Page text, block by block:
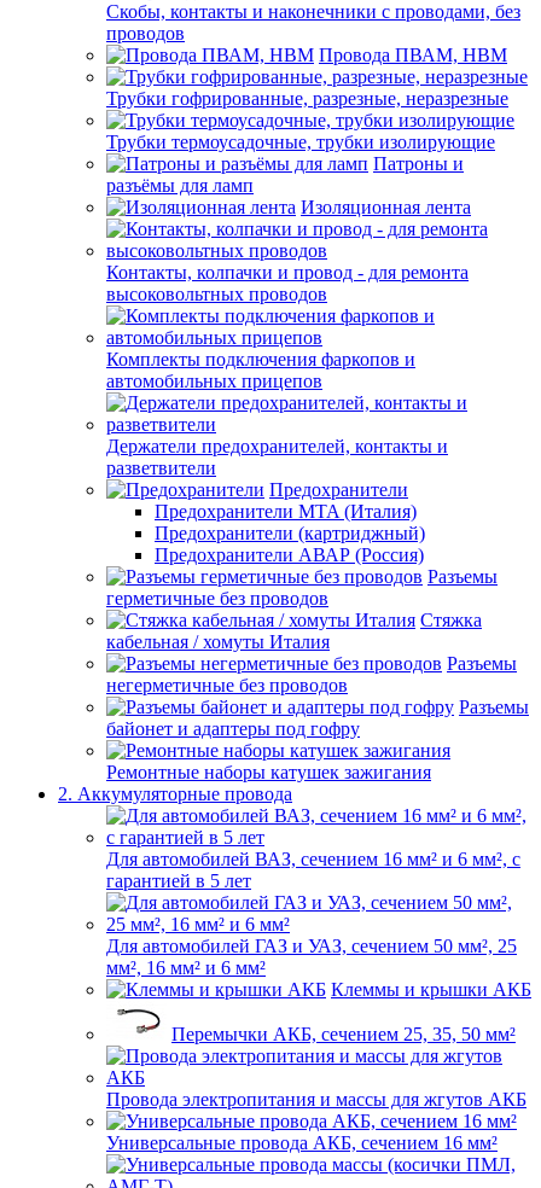
Скобы, контакты и наконечники с проводами, без
проводов
Провода ПВАМ, НВМ
Трубки гофрированные, разрезные, неразрезные
Трубки термоусадочные, трубки изолирующие
Патроны и
разъёмы для ламп
Изоляционная лента
Контакты, колпачки и провод - для ремонта
высоковольтных проводов
Комплекты подключения фаркопов и
автомобильных прицепов
Держатели предохранителей, контакты и
разветвители
Предохранители
Предохранители MTA (Италия)
Предохранители (картриджный)
Предохранители АВАР (Россия)
Разъемы
герметичные без проводов
Стяжка
кабельная / хомуты Италия
Разъемы
негерметичные без проводов
Разъемы
байонет и адаптеры под гофру
Ремонтные наборы катушек зажигания
2. Аккумуляторные провода
Для автомобилей ВАЗ, сечением 16 мм² и 6 мм², с
гарантией в 5 лет
Для автомобилей ГАЗ и УАЗ, сечением 50 мм², 25
мм², 16 мм² и 6 мм²
Клеммы и крышки АКБ
Перемычки АКБ, сечением 25, 35, 50 мм²
Провода электропитания и массы для жгутов АКБ
Универсальные провода АКБ, сечением 16 мм²